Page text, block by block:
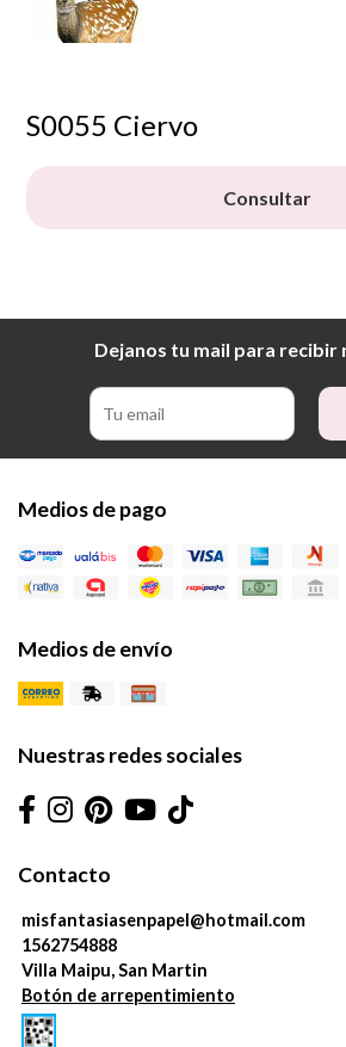
S0055 Ciervo
Consultar
Dejanos tu mail para recibir
Medios de pago
Medios de envío
Nuestras redes sociales
Contacto
misfantasiasenpapel@hotmail.com
1562754888
Villa Maipu, San Martin
Botón de arrepentimiento